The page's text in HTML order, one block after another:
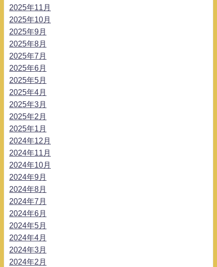
2025年11月
2025年10月
2025年9月
2025年8月
2025年7月
2025年6月
2025年5月
2025年4月
2025年3月
2025年2月
2025年1月
2024年12月
2024年11月
2024年10月
2024年9月
2024年8月
2024年7月
2024年6月
2024年5月
2024年4月
2024年3月
2024年2月